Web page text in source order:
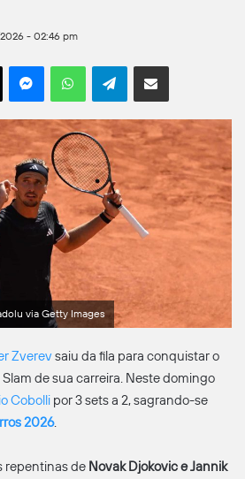
- 02:46 pm
X MessengerWhatsAppTelegramCompartilhar por e-mail
via Getty Images
Zverevsaiu da fila para conquistar o
de sua carreira. Neste domingo
Cobolli por 3 sets a 2, sagrando-se
2026.
repentinas de Novak Djokovic e Jannik